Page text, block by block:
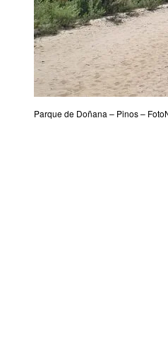
Parque de Doñana – Pinos –